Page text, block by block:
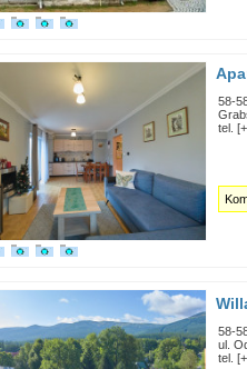
58-
tel.
58-
ul.
tel.